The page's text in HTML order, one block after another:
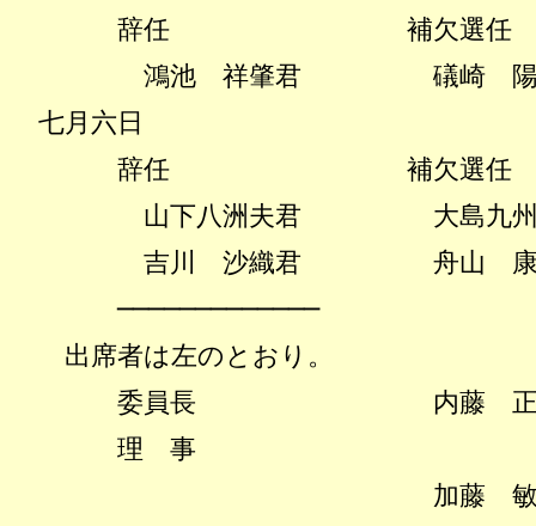
辞任 補欠選任
鴻池 祥肇君
礒崎
七月六日
辞任 補欠選任
山下八洲夫君
大島九
吉川 沙織君
舟山
─────────────
出席者は左のとおり。
委員長 内藤 正光
理 事
加藤 敏幸